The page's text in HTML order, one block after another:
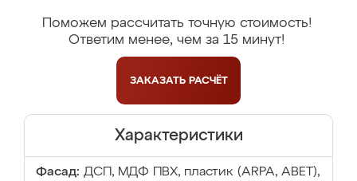
Поможем рассчитать точную стоимость!
Ответим менее, чем за 15 минут!
ЗАКАЗАТЬ РАСЧЁТ
Характеристики
Фасад: ДСП, МДФ ПВХ, пластик (ARPA, ABET),